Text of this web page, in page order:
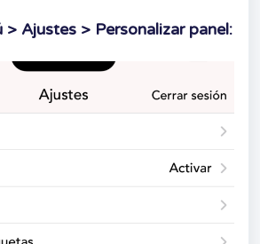
> Ajustes > Personalizar panel: